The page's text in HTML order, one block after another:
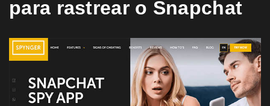
para rastrear o Snapchat